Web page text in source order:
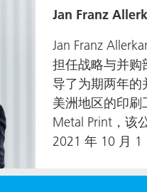
Jan Franz
Jan Franz
担任战略与并购
导了为期两年的
美洲地区的印刷
Metal Print，该
2021 年 10 月 1